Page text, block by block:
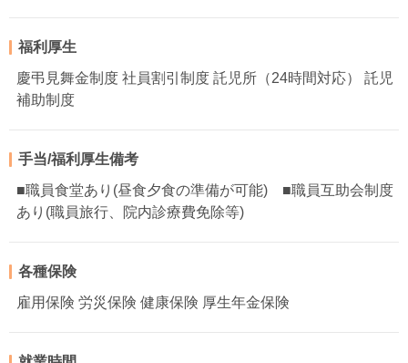
福利厚生
慶弔見舞金制度 社員割引制度 託児所（24時間対応） 託児
補助制度
手当/福利厚生備考
■職員食堂あり(昼食夕食の準備が可能) ■職員互助会制度
あり(職員旅行、院内診療費免除等)
各種保険
雇用保険 労災保険 健康保険 厚生年金保険